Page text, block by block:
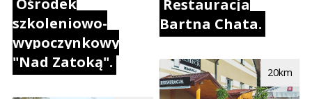
Ośrodek
szkoleniowo-
wypoczynkowy
"Nad Zatoką".
Restauracja
Bartna Chata.
20km